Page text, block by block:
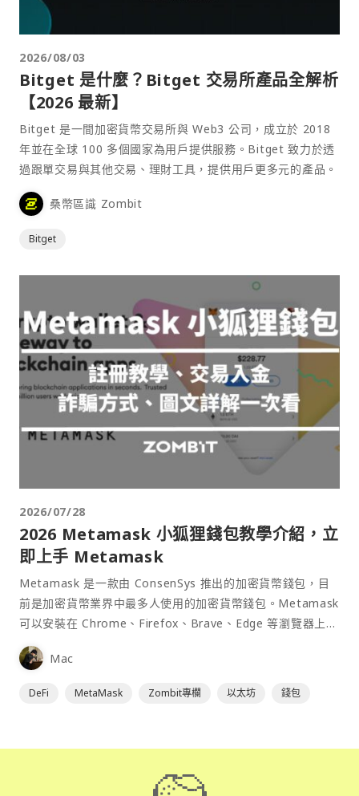
2026/08/03
Bitget 是什麼？Bitget 交易所產品全解析
【2026 最新】
Bitget 是一間加密貨幣交易所與 Web3 公司，成立於 2018
年並在全球 100 多個國家為用戶提供服務。Bitget 致力於透
過跟單交易與其他交易、理財工具，提供用戶更多元的產品。
桑幣區識 Zombit
Bitget
2026/07/28
2026 Metamask 小狐狸錢包教學介紹，立
即上手 Metamask
Metamask 是一款由 ConsenSys 推出的加密貨幣錢包，目
前是加密貨幣業界中最多人使用的加密貨幣錢包。Metamask
可以安裝在 Chrome、Firefox、Brave、Edge 等瀏覽器上作
為插件使用，具備許多功能且使用上非常方便。
Mac
DeFi MetaMask Zombit專欄 以太坊 錢包